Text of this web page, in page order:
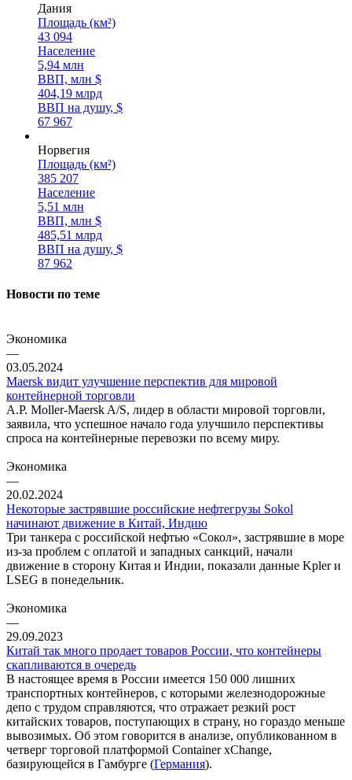
Дания
Площадь (км²)
43 094
Население
5,94 млн
ВВП, млн $
404,19 млрд
ВВП на душу, $
67 967
Норвегия
Площадь (км²)
385 207
Население
5,51 млн
ВВП, млн $
485,51 млрд
ВВП на душу, $
87 962
Новости по теме
Экономика
—
03.05.2024
Maersk видит улучшение перспектив для мировой
контейнерной торговли
A.P. Moller-Maersk A/S, лидер в области мировой торговли,
заявила, что успешное начало года улучшило перспективы
спроса на контейнерные перевозки по всему миру.
Экономика
—
20.02.2024
Некоторые застрявшие российские нефтегрузы Sokol
начинают движение в Китай, Индию
Три танкера с российской нефтью «Сокол», застрявшие в море
из-за проблем с оплатой и западных санкций, начали
движение в сторону Китая и Индии, показали данные Kpler и
LSEG в понедельник.
Экономика
—
29.09.2023
Китай так много продает товаров России, что контейнеры
скапливаются в очередь
В настоящее время в России имеется 150 000 лишних
транспортных контейнеров, с которыми железнодорожные
депо с трудом справляются, что отражает резкий рост
китайских товаров, поступающих в страну, но гораздо меньше
вывозимых. Об этом говорится в анализе, опубликованном в
четверг торговой платформой Container xChange,
базирующейся в Гамбурге (Германия).